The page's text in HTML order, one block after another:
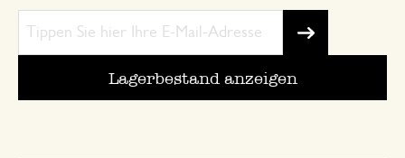
Lagerbestand anzeigen